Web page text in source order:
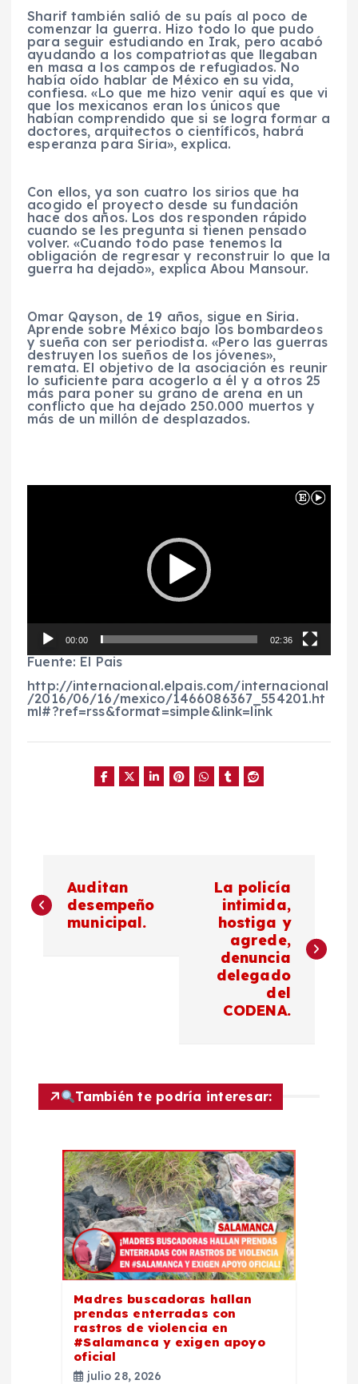
Sharif también salió de su país al poco de
comenzar la guerra. Hizo todo lo que pudo
para seguir estudiando en Irak, pero acabó
ayudando a los compatriotas que llegaban
en masa a los campos de refugiados. No
había oído hablar de México en su vida,
confiesa. «Lo que me hizo venir aquí es que vi
que los mexicanos eran los únicos que
habían comprendido que si se logra formar a
doctores, arquitectos o científicos, habrá
esperanza para Siria», explica.
Con ellos, ya son cuatro los sirios que ha
acogido el proyecto desde su fundación
hace dos años. Los dos responden rápido
cuando se les pregunta si tienen pensado
volver. «Cuando todo pase tenemos la
obligación de regresar y reconstruir lo que la
guerra ha dejado», explica Abou Mansour.
Omar Qayson, de 19 años, sigue en Siria.
Aprende sobre México bajo los bombardeos
y sueña con ser periodista. «Pero las guerras
destruyen los sueños de los jóvenes»,
remata. El objetivo de la asociación es reunir
lo suficiente para acogerlo a él y a otros 25
más para poner su grano de arena en un
conflicto que ha dejado 250.000 muertos y
más de un millón de desplazados.
R
v
í
d
e
o
00:00 02:36
Fuente: El Pais
http://internacional.elpais.com/internacional
/2016/06/16/mexico/1466086367_554201.ht
ml#?ref=rss&format=simple&link=link
a
c
Auditan
desempeño
municipal.
La policía
intimida,
hostiga y
agrede,
denuncia
delegado
del
CODENA.
También te podría interesar:
Madres buscadoras hallan
prendas enterradas con
rastros de violencia en
#Salamanca y exigen apoyo
oficial
julio 28, 2026